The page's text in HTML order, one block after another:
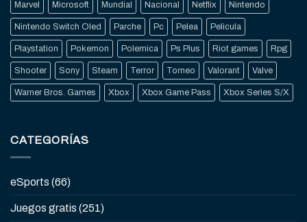
Marvel Microsoft Mundial Nacional Netflix Nintendo
Nintendo Switch Oled Parche Pc Pelea Pelicula
Playstation Pokemon Polemica Ps Plus Riot games Rpg
Shooter Sony Steam Terror Torneo Valorant Valve
Warner Bros. Games Xbox Xbox Game Pass Xbox Series S/X
CATEGORÍAS
eSports (66)
Juegos gratis (251)